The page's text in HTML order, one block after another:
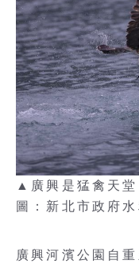
▲廣興是猛禽天
圖：新北市政府
廣興河濱公園自